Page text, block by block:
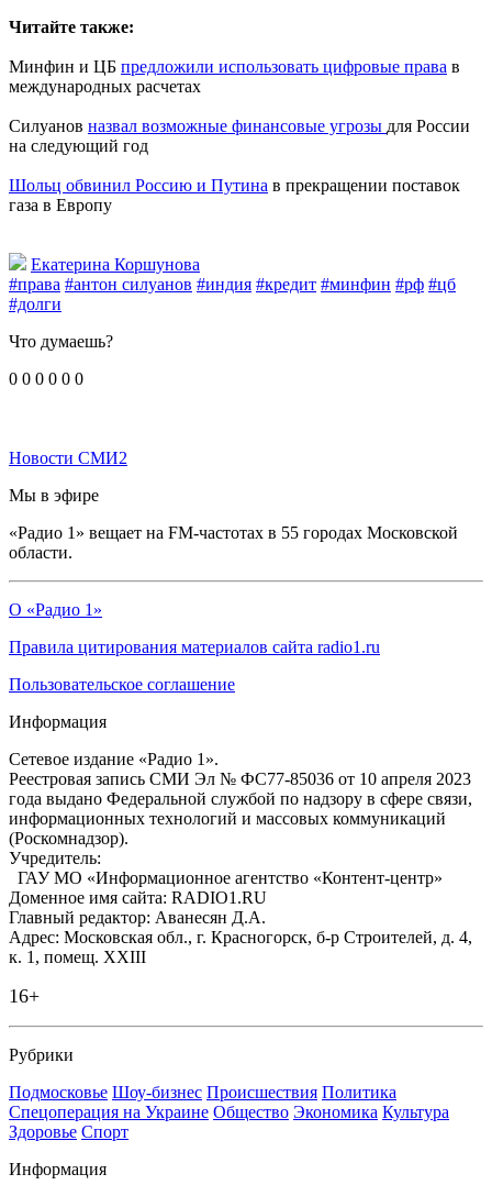
Читайте также:
Минфин и ЦБ предложили использовать цифровые права в
международных расчетах
Силуанов назвал возможные финансовые угрозы для России
на следующий год
Шольц обвинил Россию и Путина в прекращении поставок
газа в Европу
Екатерина Коршунова
#права #антон силуанов #индия #кредит #минфин #рф #цб
#долги
Что думаешь?
0 0 0 0 0 0
Новости СМИ2
Мы в эфире
«Радио 1» вещает на FM-частотах в 55 городах Московской
области.
О «Радио 1»
Правила цитирования материалов сайта radio1.ru
Пользовательское соглашение
Информация
Сетевое издание «Радио 1».
Реестровая запись СМИ Эл № ФС77-85036 от 10 апреля 2023
года выдано Федеральной службой по надзору в сфере связи,
информационных технологий и массовых коммуникаций
(Роскомнадзор).
Учредитель:
ГАУ МО «Информационное агентство «Контент-центр»
Доменное имя сайта: RADIO1.RU
Главный редактор: Аванесян Д.А.
Адрес: Московская обл., г. Красногорск, б-р Строителей, д. 4,
к. 1, помещ. XXIII
16+
Рубрики
Подмосковье Шоу-бизнес Происшествия Политика
Спецоперация на Украине Общество Экономика Культура
Здоровье Спорт
Информация